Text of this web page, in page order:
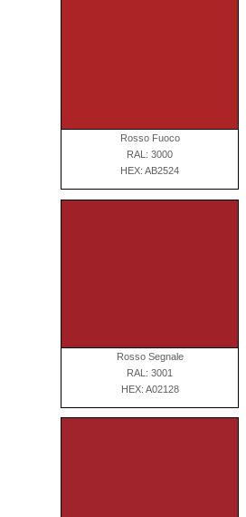
Rosso Fuoco
RAL: 3000
HEX: AB2524
Rosso Segnale
RAL: 3001
HEX: A02128